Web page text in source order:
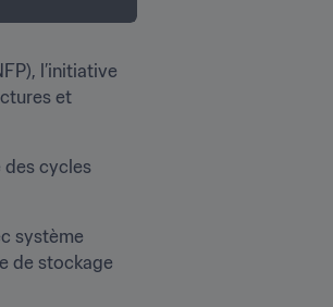
l’initiative
et
des cycles
système
de stockage